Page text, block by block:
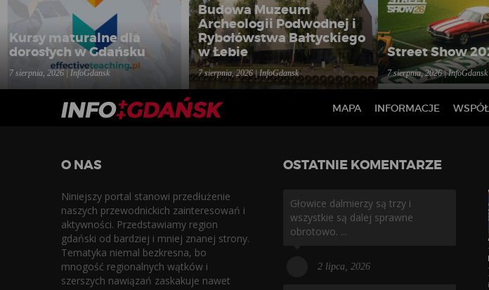
Kursy maturalne dla
dorosłych w Gdańsku
7 sierpnia, 2026 | InfoGdansk
Budowa Muzeum
Archeologii Podwodnej i
Rybołówstwa Bałtyckiego
w Łebie
7 sierpnia, 2026 | InfoGdansk
Street Show
7 sierpnia, 2026 | InfoGdansk
MAPA INFORMACJE
O NAS
Niniejszy portal stanowi przedłużenie
naszych przewodnickich zainteresowań i
aktywności. Przedstawiamy region
gdański od bardziej i mniej znanej strony.
Tematyka niemal bezkresna, bo
mnogość regionalnych wątków i
szerszych nawiązań zaskakuje nawet
OSTATNIE KOMENTARZE
Głowice dalmierzy są trzy i
wszystkie są dalej sprawne
obrotowo. ...
2 lipca, 2026